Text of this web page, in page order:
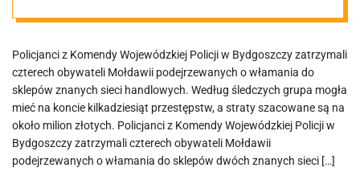
do sklepów.
Straty sięgają
miliona złotych
Policjanci z Komendy Wojewódzkiej Policji w Bydgoszczy zatrzymali
czterech obywateli Mołdawii podejrzewanych o włamania do
sklepów znanych sieci handlowych. Według śledczych grupa mogła
mieć na koncie kilkadziesiąt przestępstw, a straty szacowane są na
około milion złotych. Policjanci z Komendy Wojewódzkiej Policji w
Bydgoszczy zatrzymali czterech obywateli Mołdawii
podejrzewanych o włamania do sklepów dwóch znanych sieci […]